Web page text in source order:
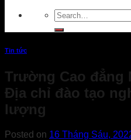
Tin tức
Trường Cao đẳng
Địa chỉ đào tạo
lượng
Posted on 16 Tháng Sáu,